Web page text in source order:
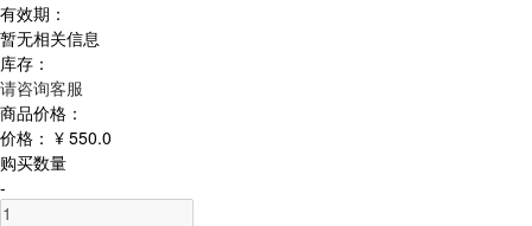
有效期：
暂无相关信息
库存：
请咨询客服
商品价格：
价格： ¥ 550.0
购买数量
-